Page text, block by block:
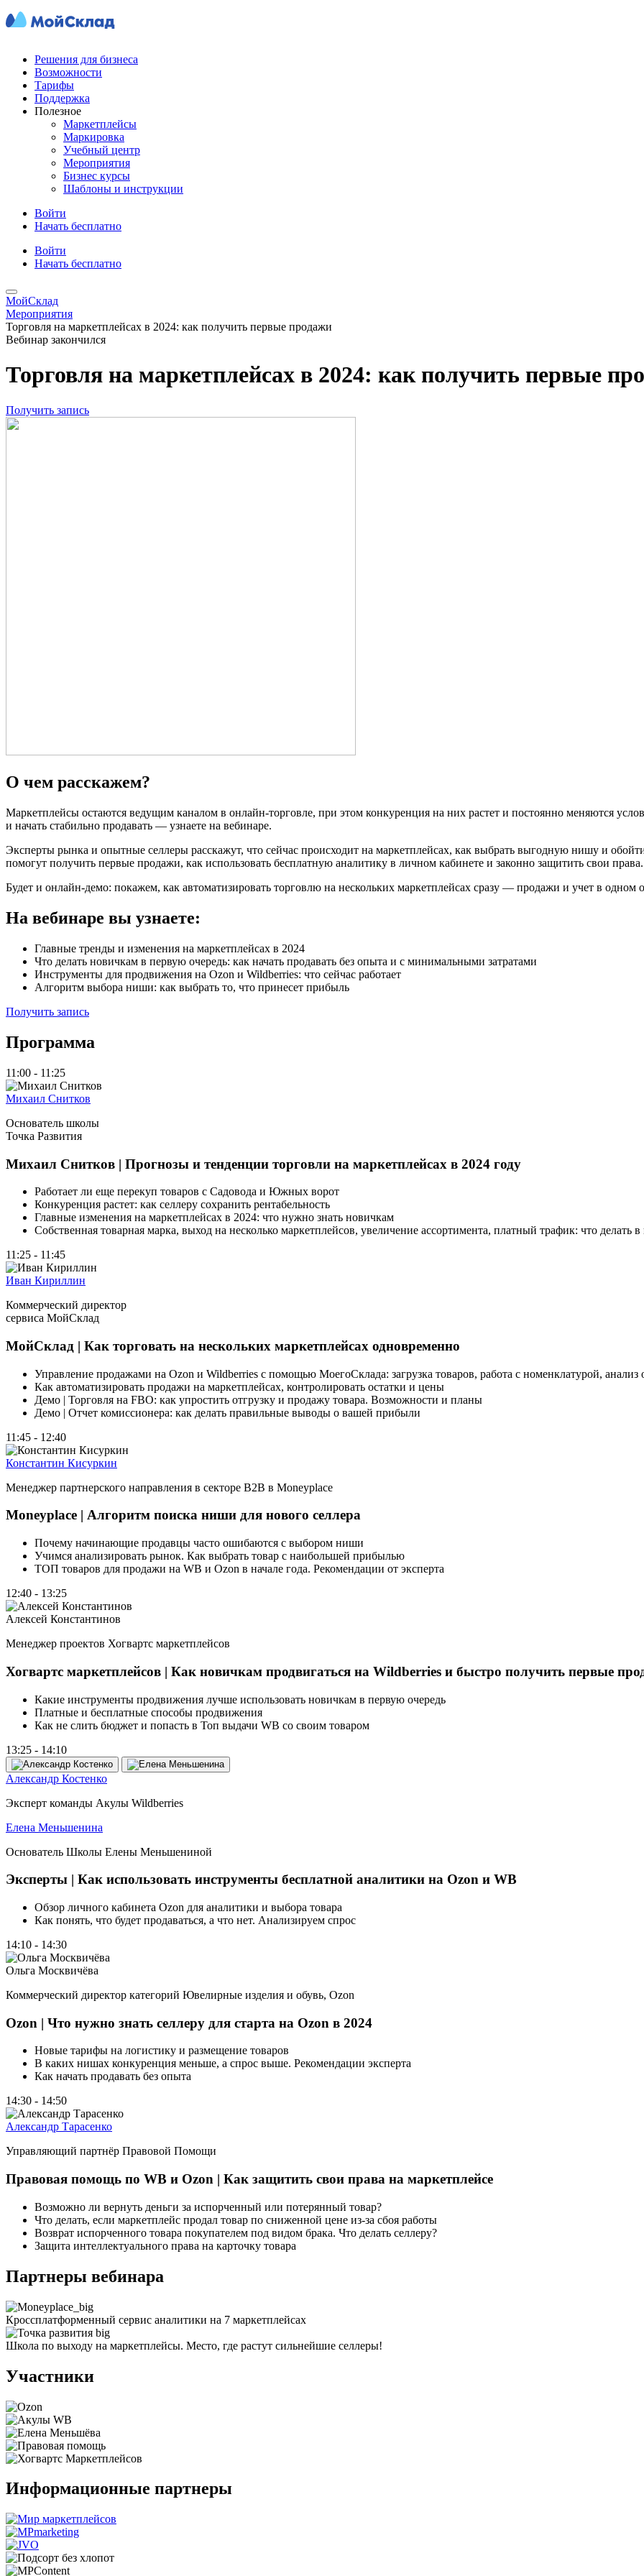
Решения для бизнеса
Возможности
Тарифы
Поддержка
Полезное
Маркетплейсы
Маркировка
Учебный центр
Мероприятия
Бизнес курсы
Шаблоны и инструкции
Войти
Начать бесплатно
Войти
Начать бесплатно
МойСклад
Мероприятия
Торговля на маркетплейсах в 2024: как получить первые продажи
Вебинар закончился
Торговля на маркетплейсах в 2024: как получить первые
Получить запись
О чем расскажем?
Маркетплейсы остаются ведущим каналом в онлайн-торговле, при этом конкуренция на них растет и постоянно меняются
и начать стабильно продавать — узнаете на вебинаре.
Эксперты рынка и опытные селлеры расскажут, что сейчас происходит на маркетплейсах, как выбрать выгодную нишу и
помогут получить первые продажи, как использовать бесплатную аналитику в личном кабинете и законно защитить свои права.
Будет и онлайн-демо: покажем, как автоматизировать торговлю на нескольких маркетплейсах сразу — продажи и учет в одном
На вебинаре вы узнаете:
Главные тренды и изменения на маркетплейсах в 2024
Что делать новичкам в первую очередь: как начать продавать без опыта и с минимальными затратами
Инструменты для продвижения на Ozon и Wildberries: что сейчас работает
Алгоритм выбора ниши: как выбрать то, что принесет прибыль
Получить запись
Программа
11:00 - 11:25
Михаил Снитков
Основатель школы
Точка Развития
Михаил Снитков | Прогнозы и тенденции торговли на маркетплейсах в 2024 году
Работает ли еще перекуп товаров с Садовода и Южных ворот
Конкуренция растет: как селлеру сохранить рентабельность
Главные изменения на маркетплейсах в 2024: что нужно знать новичкам
Собственная товарная марка, выход на несколько маркетплейсов, увеличение ассортимента, платный трафик: что делать
11:25 - 11:45
Иван Кириллин
Коммерческий директор
сервиса МойСклад
МойСклад | Как торговать на нескольких маркетплейсах одновременно
Управление продажами на Ozon и Wildberries с помощью МоегоСклада: загрузка товаров, работа с номенклатурой, анализ
Как автоматизировать продажи на маркетплейсах, контролировать остатки и цены
Демо | Торговля на FBO: как упростить отгрузку и продажу товара. Возможности и планы
Демо | Отчет комиссионера: как делать правильные выводы о вашей прибыли
11:45 - 12:40
Константин Кисуркин
Менеджер партнерского направления в секторе B2B в Moneyplace
Moneyplace | Алгоритм поиска ниши для нового селлера
Почему начинающие продавцы часто ошибаются с выбором ниши
Учимся анализировать рынок. Как выбрать товар с наибольшей прибылью
ТОП товаров для продажи на WB и Ozon в начале года. Рекомендации от эксперта
12:40 - 13:25
Алексей Константинов
Менеджер проектов Хогвартс маркетплейсов
Хогвартс маркетплейсов | Как новичкам продвигаться на Wildberries и быстро получить первые
Какие инструменты продвижения лучше использовать новичкам в первую очередь
Платные и бесплатные способы продвижения
Как не слить бюджет и попасть в Топ выдачи WB со своим товаром
13:25 - 14:10
Александр Костенко
Эксперт команды Акулы Wildberries
Елена Меньшенина
Основатель Школы Елены Меньшениной
Эксперты | Как использовать инструменты бесплатной аналитики на Ozon и WB
Обзор личного кабинета Ozon для аналитики и выбора товара
Как понять, что будет продаваться, а что нет. Анализируем спрос
14:10 - 14:30
Ольга Москвичёва
Коммерческий директор категорий Ювелирные изделия и обувь, Ozon
Ozon | Что нужно знать селлеру для старта на Ozon в 2024
Новые тарифы на логистику и размещение товаров
В каких нишах конкуренция меньше, а спрос выше. Рекомендации эксперта
Как начать продавать без опыта
14:30 - 14:50
Александр Тарасенко
Управляющий партнёр Правовой Помощи
Правовая помощь по WB и Ozon | Как защитить свои права на маркетплейсе
Возможно ли вернуть деньги за испорченный или потерянный товар?
Что делать, если маркетплейс продал товар по сниженной цене из-за сбоя работы
Возврат испорченного товара покупателем под видом брака. Что делать селлеру?
Защита интеллектуального права на карточку товара
Партнеры вебинара
Кроссплатформенный сервис аналитики на 7 маркетплейсах
Школа по выходу на маркетплейсы. Место, где растут сильнейшие селлеры!
Участники
Информационные партнеры